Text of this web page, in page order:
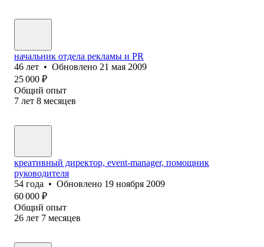
начальник отдела рекламы и PR
46 лет • Обновлено 21 мая 2009
25 000 ₽
Общий опыт
7 лет 8 месяцев
креативный директор, event-manager, помощник
руководителя
54 года • Обновлено 19 ноября 2009
60 000 ₽
Общий опыт
26 лет 7 месяцев